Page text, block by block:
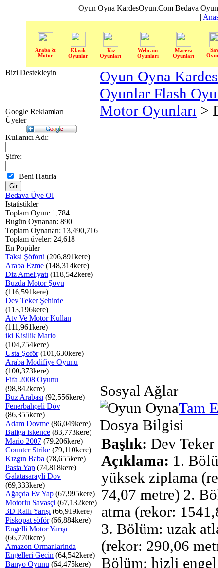
Oyun Oyna KardesOyun.Com Bedava
|
Araba &
Motor
Klasik
Oyunlar
Kız
Oyunları
Webcam
Oyunları
Macera
Oyunları
Bizi Destekleyin
Google Reklamları
Üyeler
Kullanıcı Adı:
Şifre:
Beni Hatırla
Bedava Üye Ol
Istatistikler
Toplam Oyun: 1,784
Bugün Oynanan: 890
Toplam Oynanan: 13,490,716
Toplam üyeler: 24,618
En Popüler
Taksi Şöförü (206,891kere)
Araba Ezme (148,314kere)
Diz Ameliyatı (118,542kere)
Buzda Motor Şovu
(116,591kere)
Dev Teker Şehirde
(113,196kere)
Atv Ve Motor Kullan
(111,961kere)
iki Kisilik Mario
(104,754kere)
Usta Şoför(101,630kere)
Araba Modifiye Oyunu
(100,373kere)
Fifa 2008 Oyunu
(98,842kere)
Buz Arabası (92,556kere)
Fenerbahçeli Döv
(86,355kere)
Adam Dovme (86,049kere)
Baliga iskence (83,773kere)
Mario 2007 (79,206kere)
Counter Strike (79,110kere)
Kızgın Baba (78,655kere)
Pasta Yap (74,818kere)
Galatasarayli Dov
(69,333kere)
Ağaçda Ev Yap (67,995kere)
Motorlu Savasçi (67,132kere)
3D Ralli Yarışı (66,919kere)
Piskopat söför(66,884kere)
Engelli Motor Yarışı
(66,770kere)
Amazon Ormanlarinda
Engelleri Gecin (64,542kere)
Banyo Oyunu (64,475kere)
Oyun Oyna
Oyunlar Flash
Motor Oyunları >
Sosyal Ağlar
Tam
Dosya Bilgisi
Başlık: Dev
Açıklama: 1.
yüksek ziplama
74,07 metre) 2.
atma (rekor:
3. Bölüm: uzak
(rekor: 290,06
Bölüm: hizli engel